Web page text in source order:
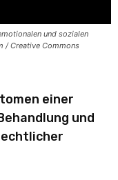
und sozialen
/ Creative Commons
einer
und